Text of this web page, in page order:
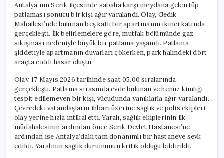
Ağır
Yaralandı,
Araçlar
Zarar
Gördü
için
Antalya’nın Serik ilçesinde sabaha karşı meydana gelen tüp
patlaması sonucu bir kişi ağır yaralandı. Olay, Gedik
Mahallesi’nde bulunan beş katlı bir apartmanın ikinci katında
gerçekleşti. İlk belirlemelere göre, mutfak bölümünde gaz
sıkışması nedeniyle büyük bir patlama yaşandı. Patlama
şiddetiyle apartmanın duvarları çökerken, park halindeki dört
araçta ciddi hasar oluştu.
Olay, 17 Mayıs 2026 tarihinde saat 05.00 sıralarında
gerçekleşti. Patlama sırasında evde bulunan ve henüz kimliği
tespit edilemeyen bir kişi, vücudunda yanıklarla ağır yaralandı.
Çevredeki vatandaşların ihbarı üzerine sağlık ve polis ekipleri
olay yerine hızla intikal etti. Yaralı, sağlık ekiplerinin ilk
müdahalesinin ardından önce Serik Devlet Hastanesi’ne,
ardından ise Antalya’daki tam donanımlı bir hastaneye sevk
edildi. Yaralının sağlık durumunun kritik olduğu bildirildi.